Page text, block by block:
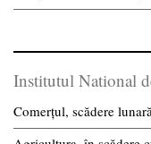
Institutul National
Comerțul, scădere